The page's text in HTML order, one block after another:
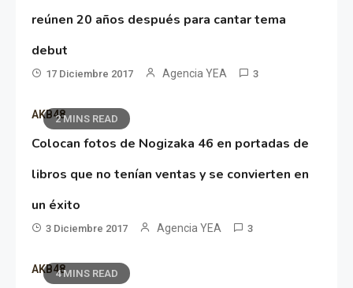
reúnen 20 años después para cantar tema
debut
17 Diciembre 2017 Agencia YEA 3
2 MINS READ
AKB48
Colocan fotos de Nogizaka 46 en portadas de
libros que no tenían ventas y se convierten en
un éxito
3 Diciembre 2017 Agencia YEA 3
4 MINS READ
AKB48